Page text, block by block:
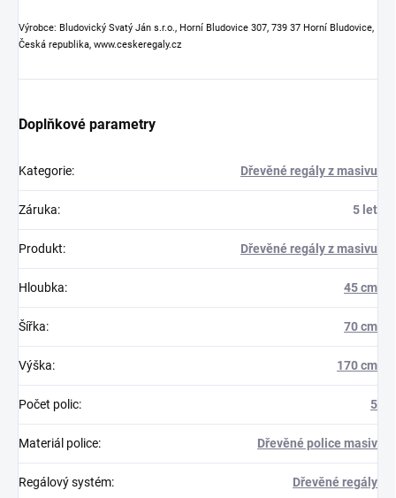
Výrobce: Bludovický Svatý Ján s.r.o., Horní Bludovice 307, 739 37 Horní Bludovice,
Česká republika, www.ceskeregaly.cz
Doplňkové parametry
Kategorie: Dřevěné regály z masivu
Záruka: 5 let
Produkt: Dřevěné regály z masivu
Hloubka: 45 cm
Šířka: 70 cm
Výška: 170 cm
Počet polic: 5
Materiál police: Dřevěné police masiv
Regálový systém: Dřevěné regály